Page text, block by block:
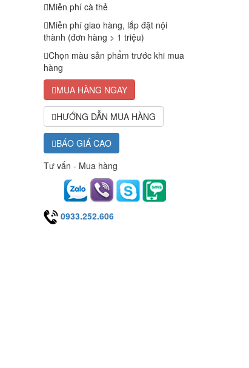
Miễn phí cà thẻ
Miễn phí giao hàng, lắp đặt nội
thành (đơn hàng > 1 triệu)
Chọn màu sản phẩm trước khi mua
hàng
MUA HÀNG NGAY
HƯỚNG DẪN MUA HÀNG
BÁO GIÁ CAO
Tư vấn - Mua hàng
0933.252.606